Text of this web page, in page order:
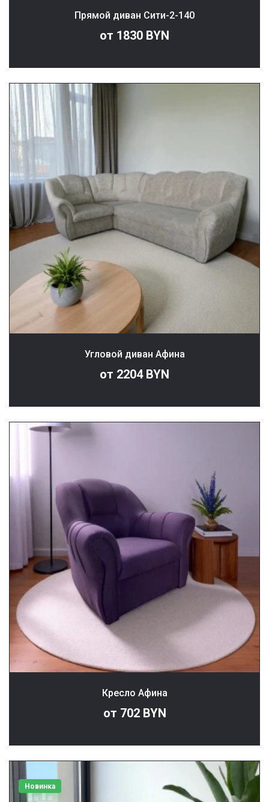
Прямой диван Сити-2-140
от 1830 BYN
Угловой диван Афина
от 2204 BYN
Кресло Афина
от 702 BYN
Новинка